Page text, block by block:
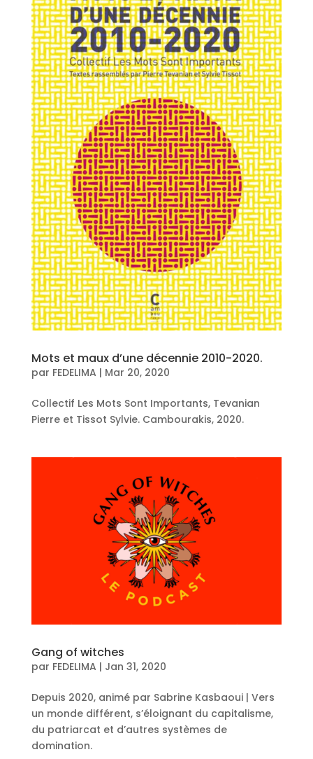
Mots et maux d’une décennie 2010-2020.
par FEDELIMA | Mar 20, 2020
Collectif Les Mots Sont Importants, Tevanian
Pierre et Tissot Sylvie. Cambourakis, 2020.
Gang of witches
par FEDELIMA | Jan 31, 2020
Depuis 2020, animé par Sabrine Kasbaoui | Vers
un monde différent, s’éloignant du capitalisme,
du patriarcat et d’autres systèmes de
domination.